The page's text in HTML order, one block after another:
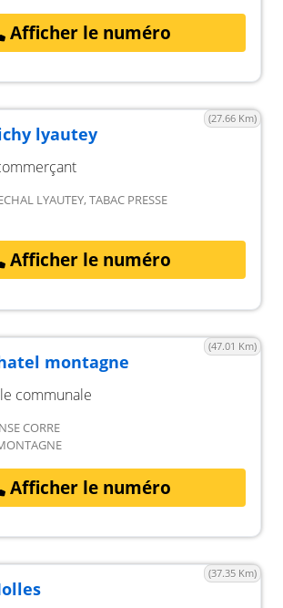
Afficher le numéro
(27.66 Km)
lyautey
LYAUTEY, TABAC PRESSE
Afficher le numéro
(47.01 Km)
montagne
communale
CORRE
Afficher le numéro
(37.35 Km)